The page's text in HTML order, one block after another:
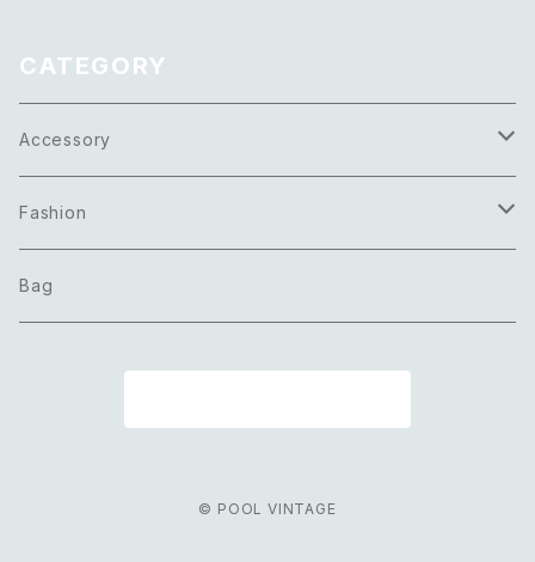
CATEGORY
Accessory
Necklace
Pierce
Fashion
Tops
Bag
© POOL VINTAGE